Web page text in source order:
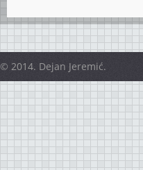
© 2014. Dejan Jeremić.